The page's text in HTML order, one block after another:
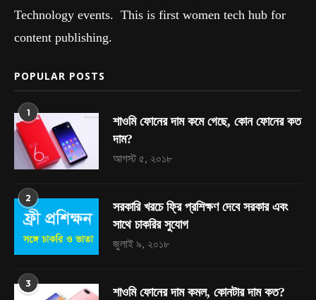
Technology events. This is first women tech hub for
content publishing.
POPULAR POSTS
1
শাওমি ফোনের দাম কমে গেছে, কোন ফোনের কত
দাম?
আগস্ট ৫, ২০১৮
2
সরকারি খরচে ফ্রি প্রশিক্ষণ দেবে সরকার এবং
সাথে চাকরির সুযোগ
জুলাই ৯, ২০১৮
3
শাওমি ফোনের দাম কমল, কোনটার দাম কত?